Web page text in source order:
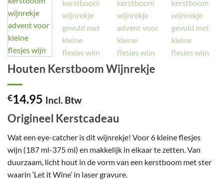
Houten Kerstboom Wijnrekje
€14.95 Incl. Btw
Origineel Kerstcadeau
Wat een eye-catcher is dit wijnrekje! Voor 6 kleine flesjes
wijn (187 ml-375 ml) en makkelijk in elkaar te zetten. Van
duurzaam, licht hout in de vorm van een kerstboom met ster
waarin ‘Let it Wine’ in laser gravure.